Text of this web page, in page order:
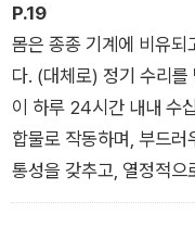
P.19
몸은 종종 기계에 비유
다. (대체로) 정기 수리
이 하루 24시간 내내 수
합물로 작동하며, 부드
통성을 갖추고, 열정적
고, 애정을 느끼고, 저녁